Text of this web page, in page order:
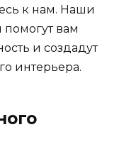
к нам. Наши
вам
и создадут
интерьера.